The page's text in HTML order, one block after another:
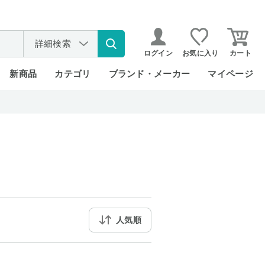
詳細検索
ログイン お気に入り カート
新商品 カテゴリ ブランド・メーカー マイページ
人気順